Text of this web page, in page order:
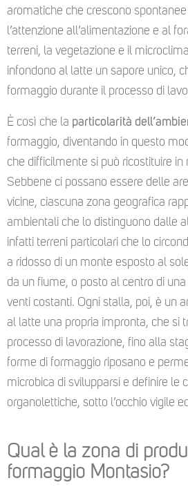
aromatiche che crescono
l’attenzione all’alimentazione e al
terreni, la vegetazione e il
infondono al latte un sapore unico,
formaggio durante il processo di
È così che la particolarità
formaggio, diventando in questo
che difficilmente si può ricostituire in
Sebbene ci possano essere delle
vicine, ciascuna zona geografica
ambientali che lo distinguono dalle
infatti terreni particolari che lo
a ridosso di un monte esposto al
da un fiume, o posto al centro di
venti costanti. Ogni stalla, poi, è un
al latte una propria impronta, che si
processo di lavorazione, fino alla
forme di formaggio riposano e
microbica di svilupparsi e definire le
organolettiche, sotto l’occhio vigile
Qual è la zona di
formaggio Montasio?